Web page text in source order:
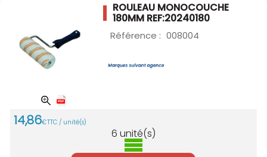
ROULEAU MONOCOUCHE
180MM REF:20240180
Référence : 008004
14,86€TTC / unité(s)
6 unité(s)